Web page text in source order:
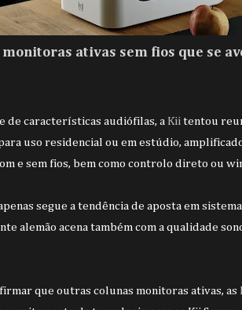
monitoras ativas sem fios que se
de características audiófilas, a Kiitentou
uso residencial ou em estúdio,
e sem fios, bem como controlo direto ou
segue a tendência de aposta em
alemão acena também com a qualidade
que outras colunas monitoras ativas, as